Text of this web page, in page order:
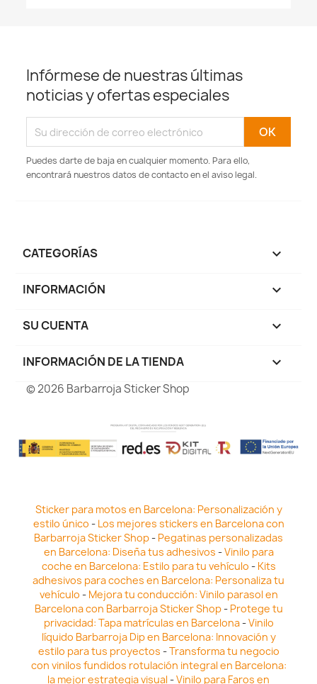
Infórmese de nuestras últimas
noticias y ofertas especiales
Puedes darte de baja en cualquier momento. Para ello,
encontrará nuestros datos de contacto en el aviso legal.
CATEGORÍAS 
INFORMACIÓN 
SU CUENTA 
INFORMACIÓN DE LA TIENDA keyboard_arrow_down
© 2026 Barbarroja Sticker Shop
Sticker para motos en Barcelona: Personalización y
estilo único - Los mejores stickers en Barcelona con
Barbarroja Sticker Shop- Pegatinas personalizadas
en Barcelona: Diseña tus adhesivos -Vinilo para
coche en Barcelona: Estilo para tu vehículo - Kits
adhesivos para coches en Barcelona: Personaliza tu
vehículo - Mejora tu conducción: Vinilo parasol en
Barcelona con Barbarroja Sticker Shop- Protege tu
privacidad: Tapa matrículas en Barcelona-Vinilo
líquido Barbarroja Dip en Barcelona: Innovación y
estilo para tus proyectos -Transforma tu negocio
con vinilos fundidos rotulación integral en Barcelona:
la mejor estrategia visual -Vinilo para Faros en